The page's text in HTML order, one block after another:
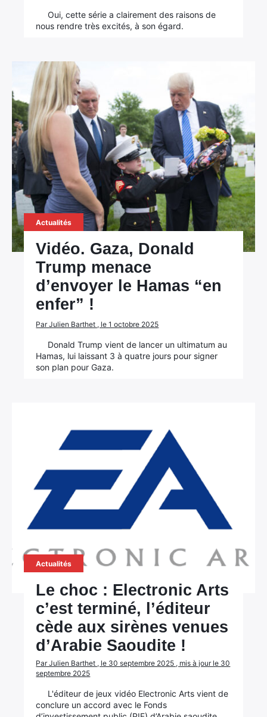
Oui, cette série a clairement des raisons de
nous rendre très excités, à son égard.
Actualités
Vidéo. Gaza, Donald
Trump menace
d’envoyer le Hamas “en
enfer” !
Par Julien Barthet , le 1 octobre 2025
Donald Trump vient de lancer un ultimatum au
Hamas, lui laissant 3 à quatre jours pour signer
son plan pour Gaza.
Actualités
Le choc : Electronic Arts
c’est terminé, l’éditeur
cède aux sirènes venues
d’Arabie Saoudite !
Par Julien Barthet , le 30 septembre 2025 , mis à jour le 30
septembre 2025
L'éditeur de jeux vidéo Electronic Arts vient de
conclure un accord avec le Fonds